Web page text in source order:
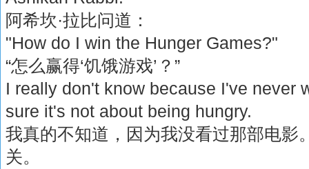
阿希坎·拉比问道：
"How do I win the Hunger Games?"
“怎么赢得‘饥饿游戏’？”
I really don't know because I've never
sure it's not about being hungry.
我真的不知道，因为我没看过那部电影
关。